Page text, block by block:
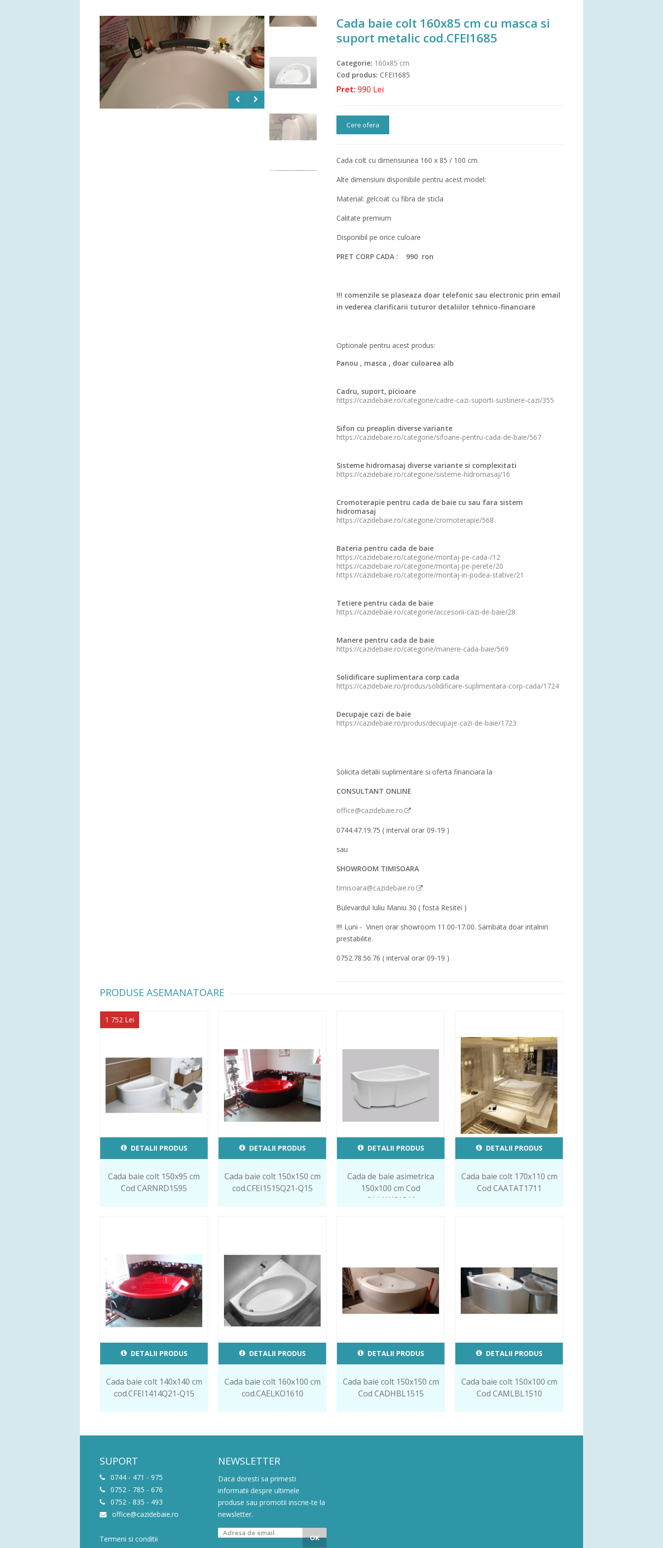
Cada baie colt 160x85 cm cu masca si
suport metalic cod.CFEI1685
Categorie: 160x85 cm
Cod produs: CFEI1685
Pret: 990 Lei
Cere ofera
Cada colt cu dimensiunea 160 x 85 / 100 cm.
Alte dimensiuni disponibile pentru acest model:
Material: gelcoat cu fibra de sticla
Calitate premium
Disponibil pe orice culoare
PRET CORP CADA : 990 ron
!!! comenzile se plaseaza doar telefonic sau electronic prin email
in vederea clarificarii tuturor detaliilor tehnico-financiare
Optionale pentru acest produs:
Panou , masca , doar culoarea alb
Cadru, suport, picioare
https://cazidebaie.ro/categorie/cadre-cazi-suporti-sustinere-cazi/355
Sifon cu preaplin diverse variante
https://cazidebaie.ro/categorie/sifoane-pentru-cada-de-baie/567
Sisteme hidromasaj diverse variante si complexitati
https://cazidebaie.ro/categorie/sisteme-hidromasaj/16
Cromoterapie pentru cada de baie cu sau fara sistem
hidromasaj
https://cazidebaie.ro/categorie/cromoterapie/568
Bateria pentru cada de baie
https://cazidebaie.ro/categorie/montaj-pe-cada-/12
https://cazidebaie.ro/categorie/montaj-pe-perete/20
https://cazidebaie.ro/categorie/montaj-in-podea-stative/21
Tetiere pentru cada de baie
https://cazidebaie.ro/categorie/accesorii-cazi-de-baie/28
Manere pentru cada de baie
https://cazidebaie.ro/categorie/manere-cada-baie/569
Solidificare suplimentara corp cada
https://cazidebaie.ro/produs/solidificare-suplimentara-corp-cada/1724
Decupaje cazi de baie
https://cazidebaie.ro/produs/decupaje-cazi-de-baie/1723
Solicita detalii suplimentare si oferta financiara la
CONSULTANT ONLINE
office@cazidebaie.ro
0744.47.19.75 ( interval orar 09-19 )
sau
SHOWROOM TIMISOARA
timisoara@cazidebaie.ro
Bulevardul Iuliu Maniu 30 ( fosta Resitei )
!!!! Luni - Vineri orar showroom 11.00-17.00. Sambata doar intalniri
prestabilite.
0752.78.56.76 ( interval orar 09-19 )
PRODUSE ASEMANATOARE
1 752 Lei
DETALII PRODUS
Cada baie colt 150x95 cm
Cod CARNRD1595
DETALII PRODUS
Cada baie colt 150x150 cm
cod.CFEI1515Q21-Q15
DETALII PRODUS
Cada de baie asimetrica
150x100 cm Cod
CAAAWC1510
DETALII PRODUS
Cada baie colt 170x110 cm
Cod CAATAT1711
DETALII PRODUS
Cada baie colt 140x140 cm
cod.CFEI1414Q21-Q15
DETALII PRODUS
Cada baie colt 160x100 cm
cod.CAELKO1610
DETALII PRODUS
Cada baie colt 150x150 cm
Cod CADHBL1515
DETALII PRODUS
Cada baie colt 150x100 cm
Cod CAMLBL1510
SUPORT
0744 - 471 - 975
0752 - 785 - 676
0752 - 835 - 493
office@cazidebaie.ro
Termeni si conditii
NEWSLETTER
Daca doresti sa primesti
informatii despre ultimele
produse sau promotii inscrie-te la
newsletter.
OK